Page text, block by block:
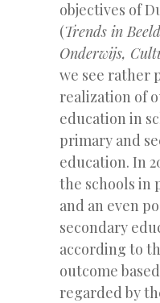
objectives of
(Trends in
Onderwijs,
we see rather
realization of
education in
primary and
education. In
the schools in
and an even
secondary
according to
outcome
regarded by